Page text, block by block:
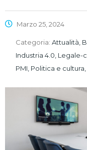
Marzo 25, 2024
Categoria: Attualità,
Industria 4.0, Legale-
PMI, Politica e